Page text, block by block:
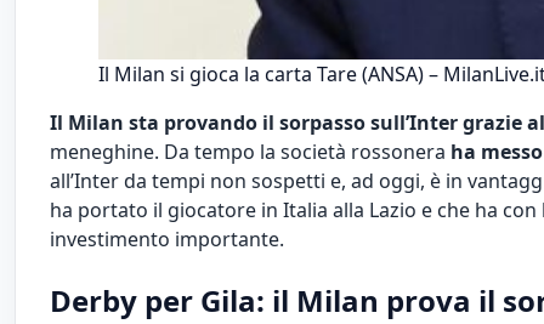
Il Milan si gioca la carta Tare (ANSA) –
Il Milan sta provando il sorpasso sull’Inter grazie
meneghine. Da tempo la società rossonera ha
all’Inter da tempi non sospetti e, ad oggi, è in
ha portato il giocatore in Italia alla Lazio e che ha
investimento importante.
Derby per Gila: il Milan prova il